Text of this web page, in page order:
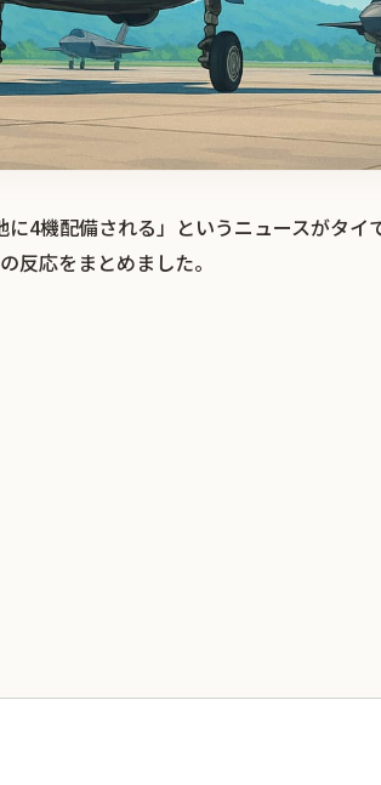
に4機配備される」というニュースがタイ
反応をまとめました。